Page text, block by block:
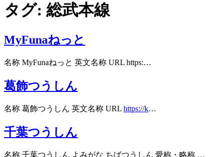
タグ: 総武本線
MyFunaねっと
名称 MyFunaねっと 英文名称 URL https:…
葛飾つうしん
名称 葛飾つうしん 英文名称 URL https://k…
千葉つうしん
名称 千葉つうしん よみがな ちばつうしん 愛称・略称 …